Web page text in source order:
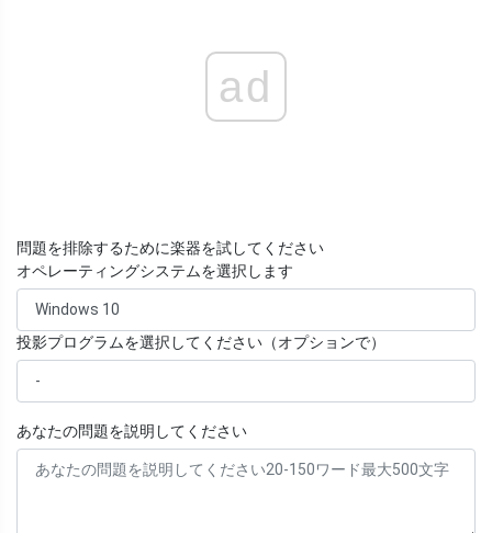
ad
問題を排除するために楽器を試してください
オペレーティングシステムを選択します
投影プログラムを選択してください（オプションで）
あなたの問題を説明してください